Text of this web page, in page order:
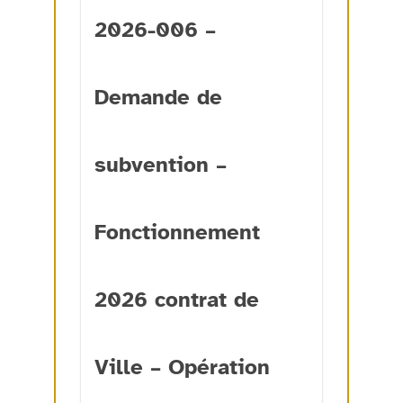
2026-006 –
Demande de
subvention –
Fonctionnement
2026 contrat de
Ville – Opération